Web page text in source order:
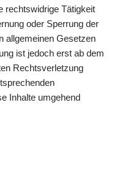
rechtswidrige Tätigkeit
oder Sperrung der
allgemeinen Gesetzen
ist jedoch erst ab dem
Rechtsverletzung
Inhalte umgehend